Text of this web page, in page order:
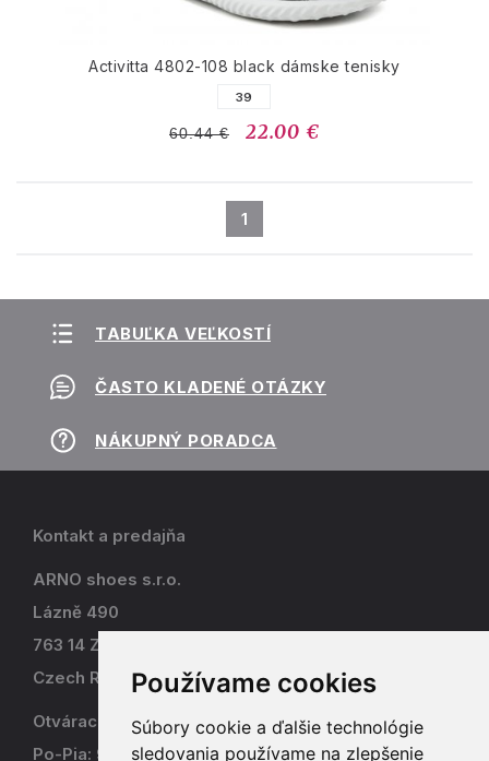
Používame cookies
Súbory cookie a ďalšie technológie
sledovania používame na zlepšenie
Activitta 4802-108 black dámske tenisky
39
60.44 € 22.00 €
1
TABUĽKA VEĽKOSTÍ
ČASTO KLADENÉ OTÁZKY
NÁKUPNÝ PORADCA
Kontakt a predajňa
ARNO shoes s.r.o.
Lázně 490
763 14 Zlín - Kostelec
Czech Republic
Otváracia doba
Po-Pia: 9-17